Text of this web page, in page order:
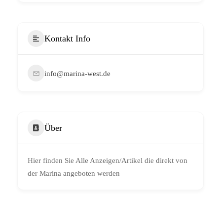
Kontakt Info
info@marina-west.de
Über
Hier finden Sie Alle Anzeigen/Artikel die direkt von
der Marina angeboten werden